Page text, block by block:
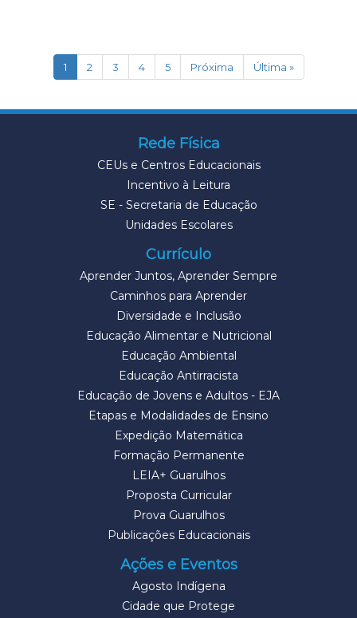
1(current)
2 3 4 5 Próxima Última »
Rede Física
CEUs e Centros Educacionais
Incentivo à Leitura
SE - Secretaria de Educação
Unidades Escolares
Currículo
Aprender Juntos, Aprender Sempre
Caminhos para Aprender
Diversidade e Inclusão
Educação Alimentar e Nutricional
Educação Ambiental
Educação Antirracista
Educação de Jovens e Adultos - EJA
Etapas e Modalidades de Ensino
Expedição Matemática
Formação Permanente
LEIA+ Guarulhos
Proposta Curricular
Prova Guarulhos
Publicações Educacionais
Ações e Eventos
Agosto Indígena
Cidade que Protege